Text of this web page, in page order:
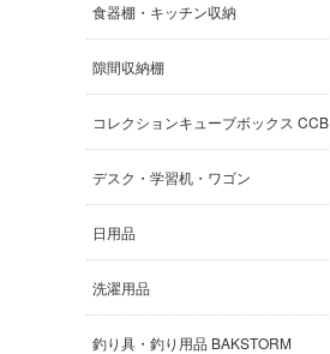
食器棚・キッチン収納
隙間収納棚
コレクションキューブボックス CCB
デスク・学習机・ワゴン
日用品
洗濯用品
釣り具・釣り用品 BAKSTORM